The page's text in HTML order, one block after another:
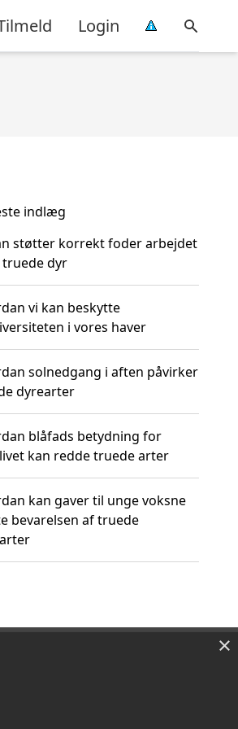
Login
indlæg
støtter korrekt foder arbejdet
truede dyr
vi kan beskytte
i vores haver
solnedgang i aften påvirker
dyrearter
blåfads betydning for
kan redde truede arter
kan gaver til unge voksne
bevarelsen af truede
×